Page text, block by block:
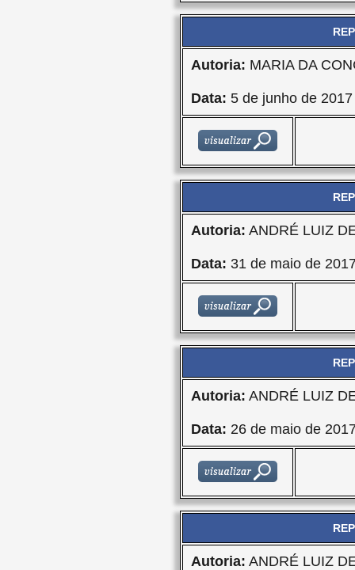
Autoria: MARIA DA
Data: 5 de junho de 2017
Autoria: ANDRÉ LUIZ
Data: 31 de maio de
Autoria: ANDRÉ LUIZ
Data: 26 de maio de
Autoria: ANDRÉ LUIZ